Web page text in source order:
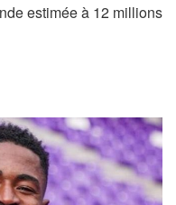
estimée à 12 millions